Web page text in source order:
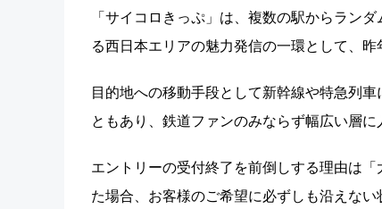
「サイコロきっぷ」は、複数の駅からラン
る西日本エリアの魅力発信の一環として、昨
目的地への移動手段として新幹線や特急列
ともあり、鉄道ファンのみならず幅広い層に
エントリーの受付終了を前倒しする理由は
た場合、お客様のご希望に必ずしも沿えな